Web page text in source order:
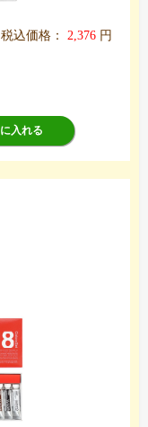
税込価格： 2,376 円
入れる